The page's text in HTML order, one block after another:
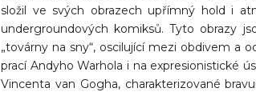
složil ve svých obrazech upřímný hold i
undergroundových komiksů. Tyto obrazy
„továrny na sny“, oscilující mezi obdivem a
prací Andyho Warhola i na expresionistické
Vincenta van Gogha, charakterizované